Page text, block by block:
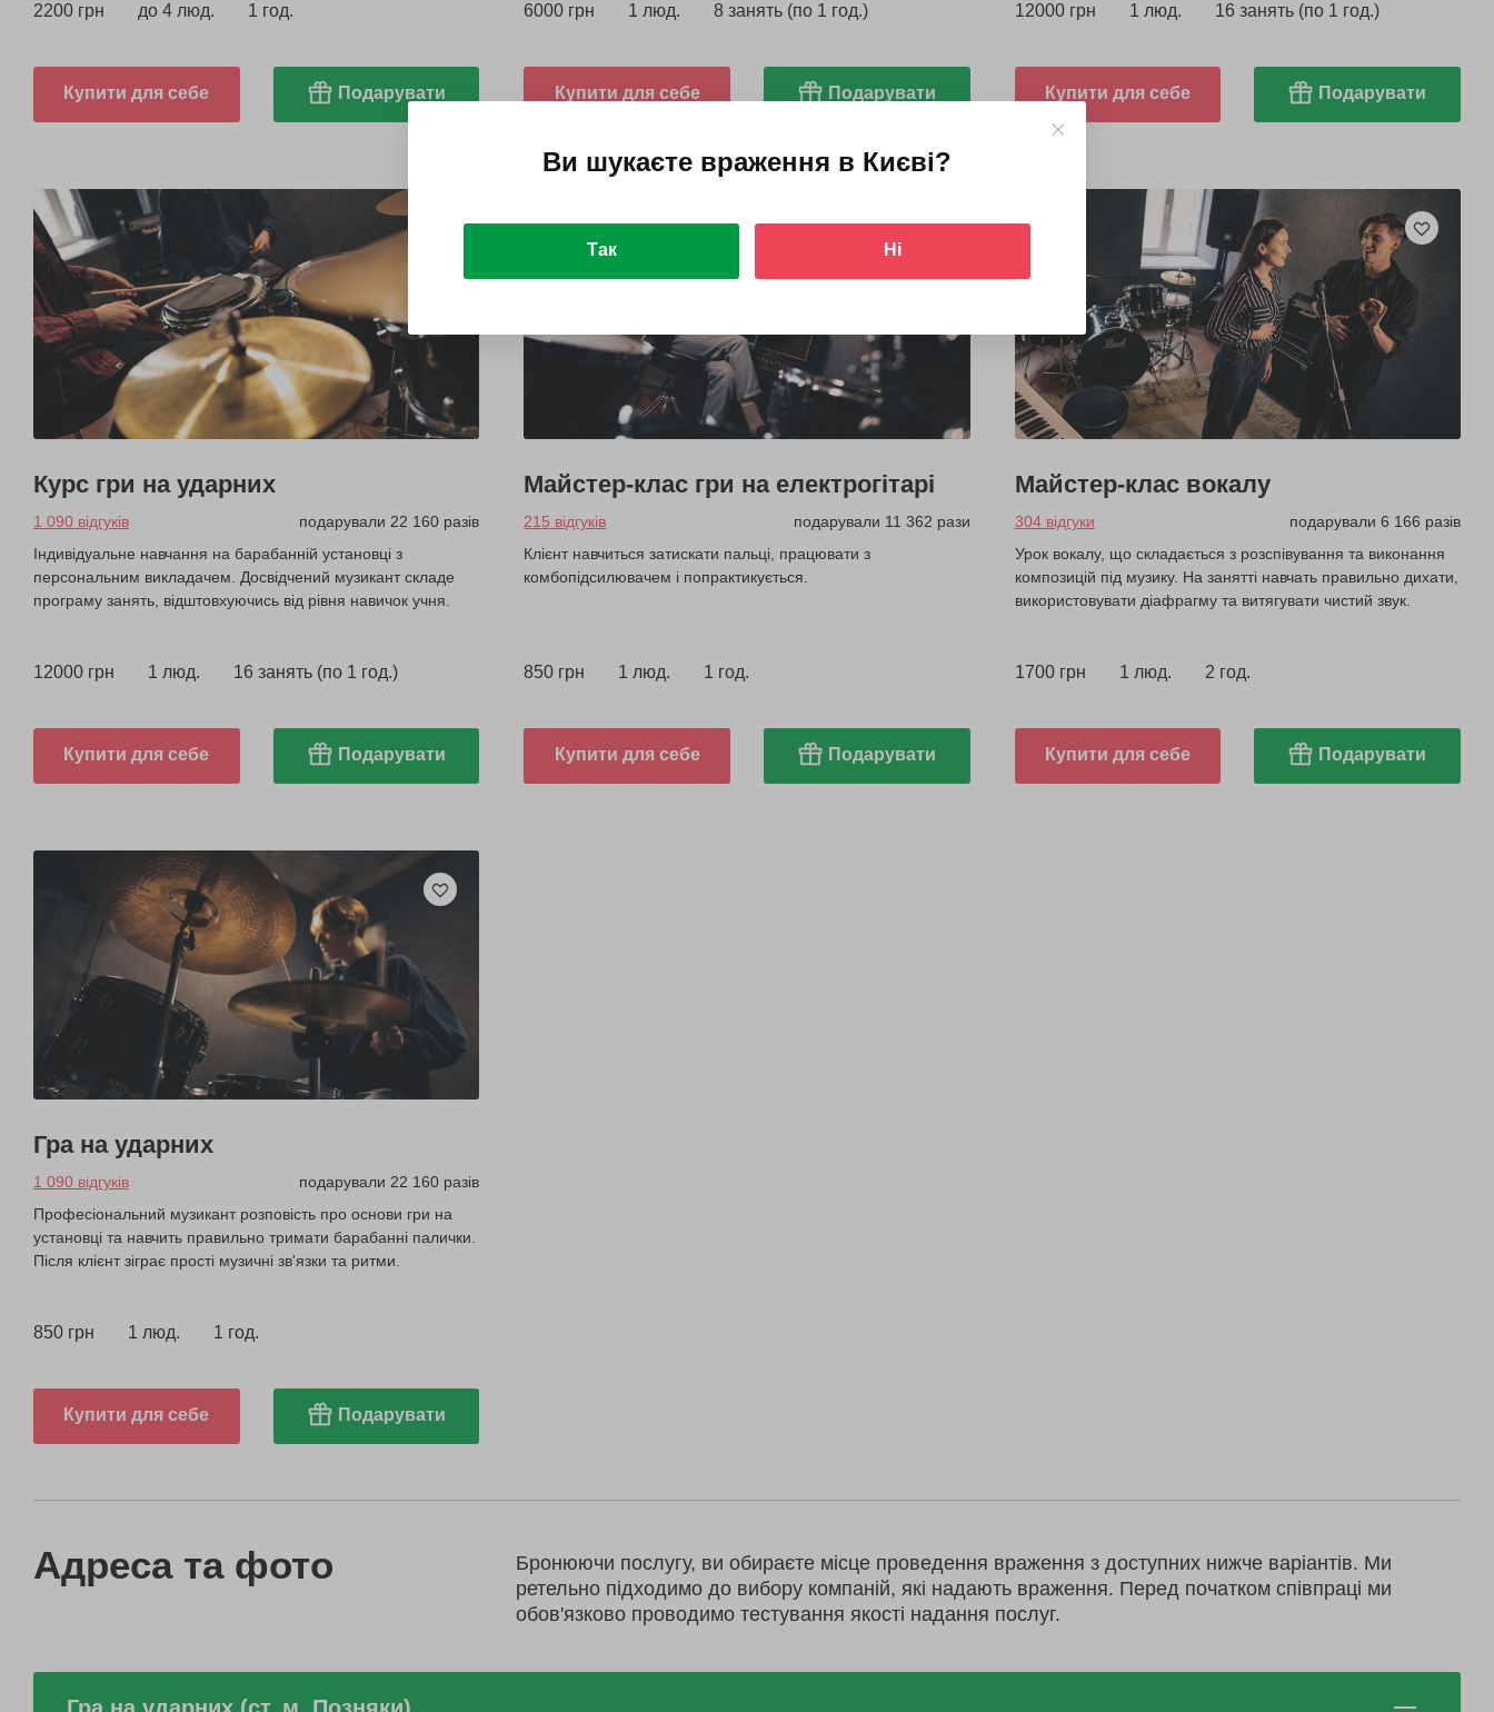
2200 грн до 4 люд. 1 год.
Купити для себе Подарувати
6000 грн 1 люд. 8 занять (по 1 год.)
Купити для себе Подарувати
12000 грн 1 люд. 16 занять (по 1 год.)
Купити для себе Подарувати
Курс гри на ударних
1 090 відгуків
подарували 22 160 разів
Індивідуальне навчання на барабанній установці з
персональним викладачем. Досвідчений музикант складе
програму занять, відштовхуючись від рівня навичок учня.
12000 грн 1 люд. 16 занять (по 1 год.)
Купити для себе Подарувати
Майстер-клас гри на електрогітарі
215 відгуків
подарували 11 362 рази
Клієнт навчиться затискати пальці, працювати з
комбопідсилювачем і попрактикується.
850 грн 1 люд. 1 год.
Купити для себе Подарувати
Майстер-клас вокалу
304 відгуки
подарували 6 166 разів
Урок вокалу, що складається з розспівування та виконання
композицій під музику. На занятті навчать правильно дихати,
використовувати діафрагму та витягувати чистий звук.
1700 грн 1 люд. 2 год.
Купити для себе Подарувати
Гра на ударних
1 090 відгуків
подарували 22 160 разів
Професіональний музикант розповість про основи гри на
установці та навчить правильно тримати барабанні палички.
Після клієнт зіграє прості музичні зв'язки та ритми.
850 грн 1 люд. 1 год.
Купити для себе Подарувати
Адреса та фото
Бронюючи послугу, ви обираєте місце проведення враження з доступних нижче варіантів. Ми
ретельно підходимо до вибору компаній, які надають враження. Перед початком співпраці ми
обов'язково проводимо тестування якості надання послуг.
Ви шукаєте враження в Києві?
Так Ні